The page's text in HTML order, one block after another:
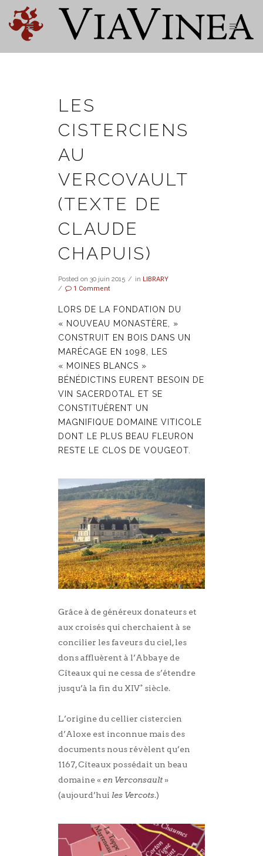
LES
CISTERCIENS
AU
VERCOVAULT
(TEXTE DE
CLAUDE
CHAPUIS)
Posted on 30 juin 2015 in LIBRARY
1 Comment
LORS DE LA FONDATION DU
« NOUVEAU MONASTÈRE, »
CONSTRUIT EN BOIS DANS UN
MARÉCAGE EN 1098, LES
« MOINES BLANCS »
BÉNÉDICTINS EURENT BESOIN DE
VIN SACERDOTAL ET SE
CONSTITUÈRENT UN
MAGNIFIQUE DOMAINE VITICOLE
DONT LE PLUS BEAU FLEURON
RESTE LE CLOS DE VOUGEOT.
Grâce à de généreux donateurs et
aux croisés qui cherchaient à se
concilier les faveurs du ciel, les
dons affluèrent à l’Abbaye de
Cîteaux qui ne cessa de s’étendre
jusqu’à la fin du XIV° siècle.
L’origine du cellier cistercien
d’Aloxe est inconnue mais des
documents nous révèlent qu’en
1167, Cîteaux possédait un beau
domaine « en Verconsault »
(aujourd’hui les Vercots.)